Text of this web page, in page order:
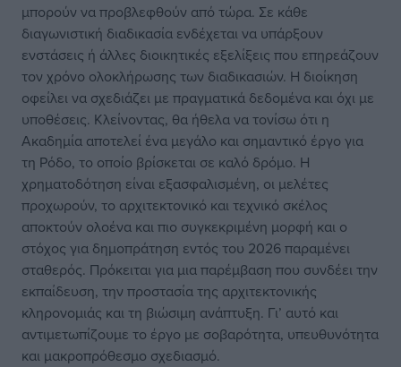
μπορούν να προβλεφθούν από τώρα. Σε κάθε
διαγωνιστική διαδικασία ενδέχεται να υπάρξουν
ενστάσεις ή άλλες διοικητικές εξελίξεις που επηρεάζουν
τον χρόνο ολοκλήρωσης των διαδικασιών. Η διοίκηση
οφείλει να σχεδιάζει με πραγματικά δεδομένα και όχι με
υποθέσεις. Κλείνοντας, θα ήθελα να τονίσω ότι η
Ακαδημία αποτελεί ένα μεγάλο και σημαντικό έργο για
τη Ρόδο, το οποίο βρίσκεται σε καλό δρόμο. Η
χρηματοδότηση είναι εξασφαλισμένη, οι μελέτες
προχωρούν, το αρχιτεκτονικό και τεχνικό σκέλος
αποκτούν ολοένα και πιο συγκεκριμένη μορφή και ο
στόχος για δημοπράτηση εντός του 2026 παραμένει
σταθερός. Πρόκειται για μια παρέμβαση που συνδέει την
εκπαίδευση, την προστασία της αρχιτεκτονικής
κληρονομιάς και τη βιώσιμη ανάπτυξη. Γι’ αυτό και
αντιμετωπίζουμε το έργο με σοβαρότητα, υπευθυνότητα
και μακροπρόθεσμο σχεδιασμό.